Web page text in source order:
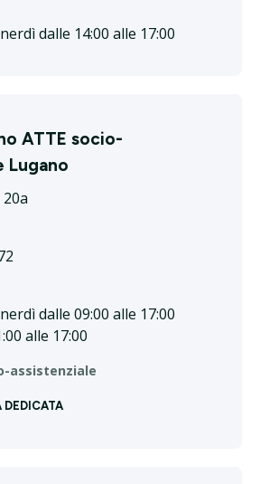
dalle 14:00 alle 17:00
ATTE socio-
Lugano
dalle 09:00 alle 17:00
alle 17:00
assistenziale
DEDICATA